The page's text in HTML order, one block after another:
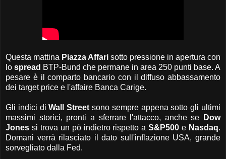
Questa mattina Piazza Affari sotto pressione in apertura con
lo spread BTP-Bund che permane in area 250 punti base. A
pesare è il comparto bancario con il diffuso abbassamento
dei target price e l'affaire Banca Carige.
Gli indici diWall Street sono sempre appena sotto gli ultimi
massimi storici, pronti a sferrare l'attacco, anche se
Dow
Jones si trova un pò indietro rispetto aS&P500 e Nasdaq.
Domani verrà rilasciato il dato sull'inflazione USA, grande
sorvegliato dalla Fed.